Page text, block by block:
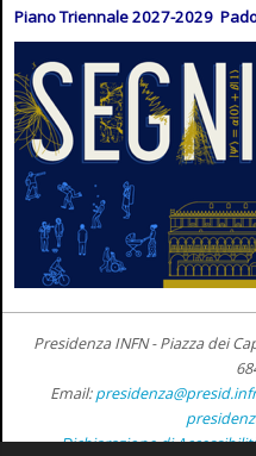
Piano Triennale 2027-2029
Presidenza INFN - Piazza dei
Email:
Dichiarazione di